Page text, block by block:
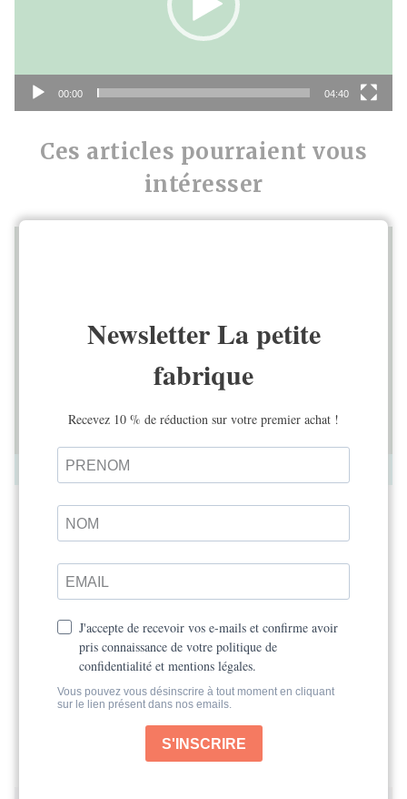
00:00 04:40
Ces articles pourraient vous
intéresser
RITUELS EN FAMILLE
Célébrer Halloween en famille et en
conscience
23 octobre 2025
ce temps de mort et de préparation au
renouveau avec les enfants. Adaptez...
» Lire l'article